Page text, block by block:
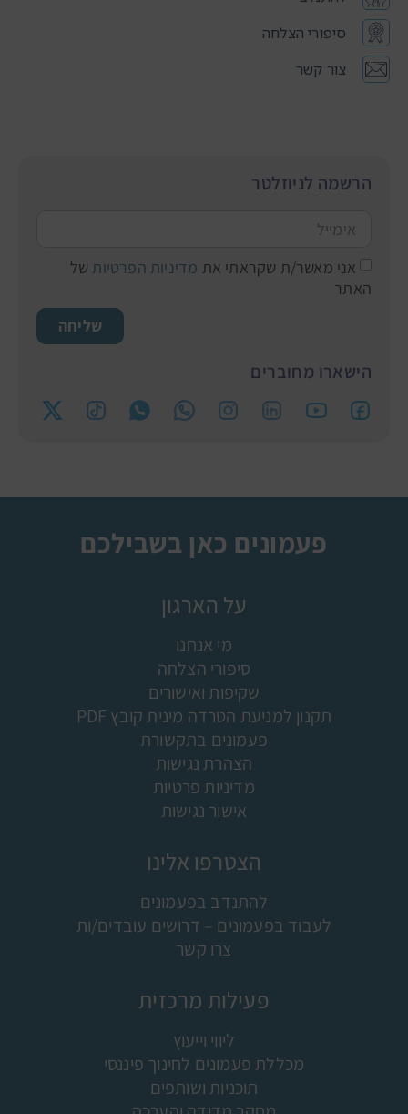
סיפורי הצלחה
צור קשר
הרשמה לניוזלטר
אני מאשר/ת שקראתי את מדיניות הפרטיות של
האתר
שליחה
הישארו מחוברים
פעמונים כאן בשבילכם
על הארגון
מי אנחנו
סיפורי הצלחה
שקיפות ואישורים
תקנון למניעת הטרדה מינית קובץ PDF
פעמונים בתקשורת
הצהרת נגישות
מדיניות פרטיות
אישור נגישות
הצטרפו אלינו
להתנדב בפעמונים
לעבוד בפעמונים – דרושים עובדים/ות
צרו קשר
פעילות מרכזית
ליווי וייעוץ
מכללת פעמונים לחינוך פיננסי
תוכניות ושותפים